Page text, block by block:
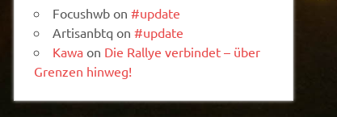
Focushwb on#update
Artisanbtq on#update
Kawa on Die Rallye verbindet – über
Grenzen hinweg!